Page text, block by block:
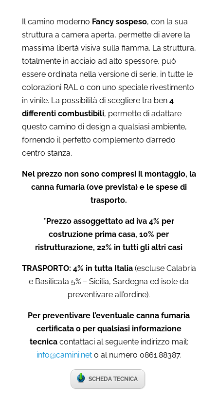
prezzo:
da
€6.510
a
€10.400
Il camino moderno Fancy sospeso, con la sua
struttura a camera aperta, permette di avere la
massima libertà visiva sulla fiamma. La struttura,
totalmente in acciaio ad alto spessore, può
essere ordinata nella versione di serie, in tutte le
colorazioni RAL o con uno speciale rivestimento
in vinile. La possibilità di scegliere tra ben 4
differenti combustibili, permette di adattare
questo camino di design a qualsiasi ambiente,
fornendo il perfetto complemento d’arredo
centro stanza.
Nel prezzo non sono compresi il montaggio, la
canna fumaria (ove prevista) e le spese di
trasporto.
*Prezzo assoggettato ad iva 4% per
costruzione prima casa, 10% per
ristrutturazione, 22% in tutti gli altri casi
TRASPORTO: 4% in tutta Italia (escluse Calabria
e Basilicata 5% – Sicilia, Sardegna ed isole da
preventivare all’ordine).
Per preventivare l’eventuale canna fumaria
certificata o per qualsiasi informazione
tecnicacontattaci al seguente indirizzo mail:
info@camini.neto al numero 0861.88387.
SCHEDA TECNICA